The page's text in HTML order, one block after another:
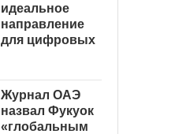
идеальное
направление
для цифровых
Журнал ОАЭ
назвал Фукуок
«глобальным